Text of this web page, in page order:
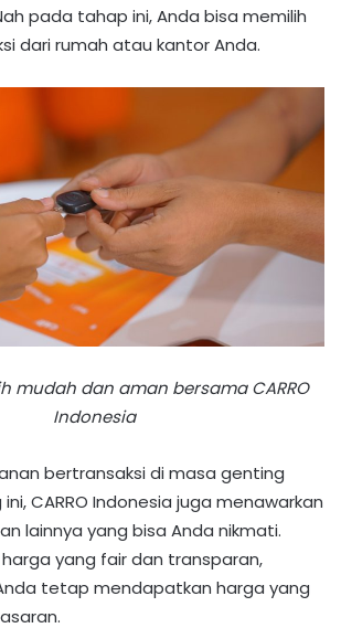
pada tahap ini, Anda bisa memilih
dari rumah atau kantor Anda.
mudah dan aman bersama CARRO
Indonesia
bertransaksi di masa genting
CARRO Indonesia juga menawarkan
lainnya yang bisa Anda nikmati.
yang fair dan transparan,
tetap mendapatkan harga yang